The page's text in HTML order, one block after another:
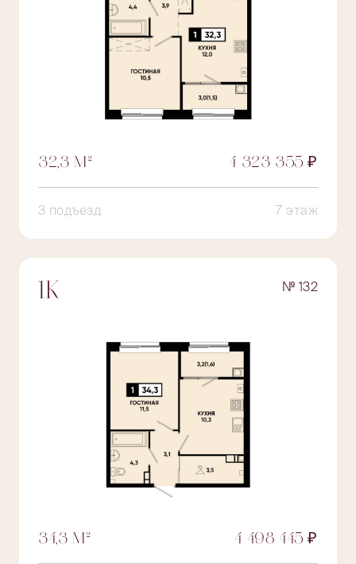
32,3 М² 4 323 355 ₽
3 подъезд 7 этаж
1К № 132
34,3 М² 4 498 445 ₽